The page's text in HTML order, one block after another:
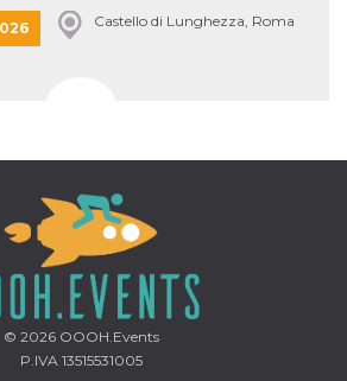
Castello di Lunghezza, Roma
© 2026OOOH.Events
P.IVA 13515531005